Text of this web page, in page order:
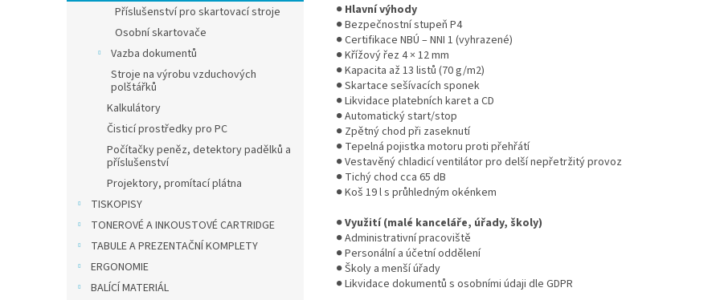
Příslušenství pro skartovací stroje
Osobní skartovače
Vazba dokumentů
Stroje na výrobu vzduchových
polštářků
Kalkulátory
Čisticí prostředky pro PC
Počítačky peněz, detektory padělků a
příslušenství
Projektory, promítací plátna
TISKOPISY
TONEROVÉ A INKOUSTOVÉ CARTRIDGE
TABULE A PREZENTAČNÍ KOMPLETY
ERGONOMIE
BALÍCÍ MATERIÁL
● Hlavní výhody
● Bezpečnostní stupeň P4
● Certifikace NBÚ – NNI 1 (vyhrazené)
● Křížový řez 4 × 12 mm
● Kapacita až 13 listů (70 g/m2)
● Skartace sešívacích sponek
● Likvidace platebních karet a CD
● Automatický start/stop
● Zpětný chod při zaseknutí
● Tepelná pojistka motoru proti přehřátí
● Vestavěný chladicí ventilátor pro delší nepřetržitý provoz
● Tichý chod cca 65 dB
● Koš 19 l s průhledným okénkem
●Využití (malé kanceláře, úřady, školy)
● Administrativní pracoviště
● Personální a účetní oddělení
● Školy a menší úřady
● Likvidace dokumentů s osobními údaji dle GDPR